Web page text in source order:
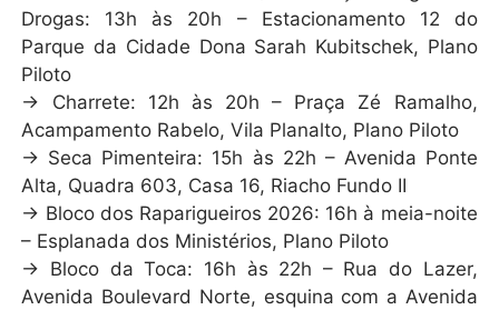
Drogas: 13h às 20h – Estacionamento 12 do
Parque da Cidade Dona Sarah Kubitschek, Plano
Piloto
→ Charrete: 12h às 20h – Praça Zé Ramalho,
Acampamento Rabelo, Vila Planalto, Plano Piloto
→ Seca Pimenteira: 15h às 22h – Avenida Ponte
Alta, Quadra 603, Casa 16, Riacho Fundo II
→ Bloco dos Raparigueiros 2026: 16h à meia-noite
– Esplanada dos Ministérios, Plano Piloto
→ Bloco da Toca: 16h às 22h – Rua do Lazer,
Avenida Boulevard Norte, esquina com a Avenida